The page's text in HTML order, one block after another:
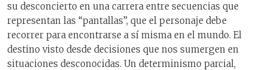
su desconcierto en una carrera entre secuencias que
representan las “pantallas”, que el personaje debe
recorrer para encontrarse a sí misma en el mundo. El
destino visto desde decisiones que nos sumergen en
situaciones desconocidas. Un determinismo parcial,